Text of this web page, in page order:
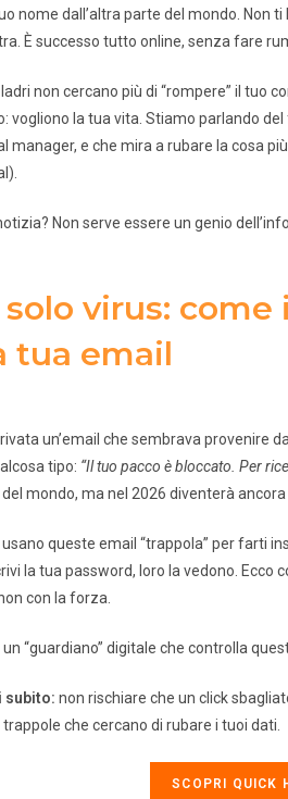
nome dall’altra parte del mondo. Non
È successo tutto online, senza fare
ladri non cercano più di “rompere” il tuo
vogliono la tua vita. Stiamo parlando
manager, e che mira a rubare la cosa
Non serve essere un genio
solo virus:
tua email
un’email che sembrava provenire
tipo: “Il tuo pacco è bloccato. Per
mondo, ma nel 2026 diventerà ancora
queste email “trappola” per farti
la tua password, loro la vedono.
con la forza.
“guardiano” digitale che controlla
subito: non rischiare che un click
che cercano di rubare i tuoi dati.
SCOPRI QUICK